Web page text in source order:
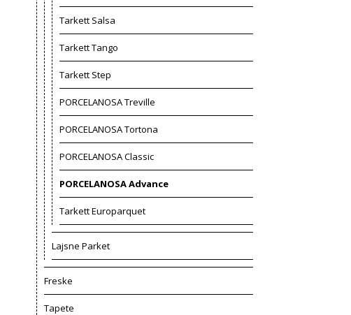
Tarkett Salsa
Tarkett Tango
Tarkett Step
PORCELANOSA Treville
PORCELANOSA Tortona
PORCELANOSA Classic
PORCELANOSA Advance
Tarkett Europarquet
Lajsne Parket
Freske
Tapete